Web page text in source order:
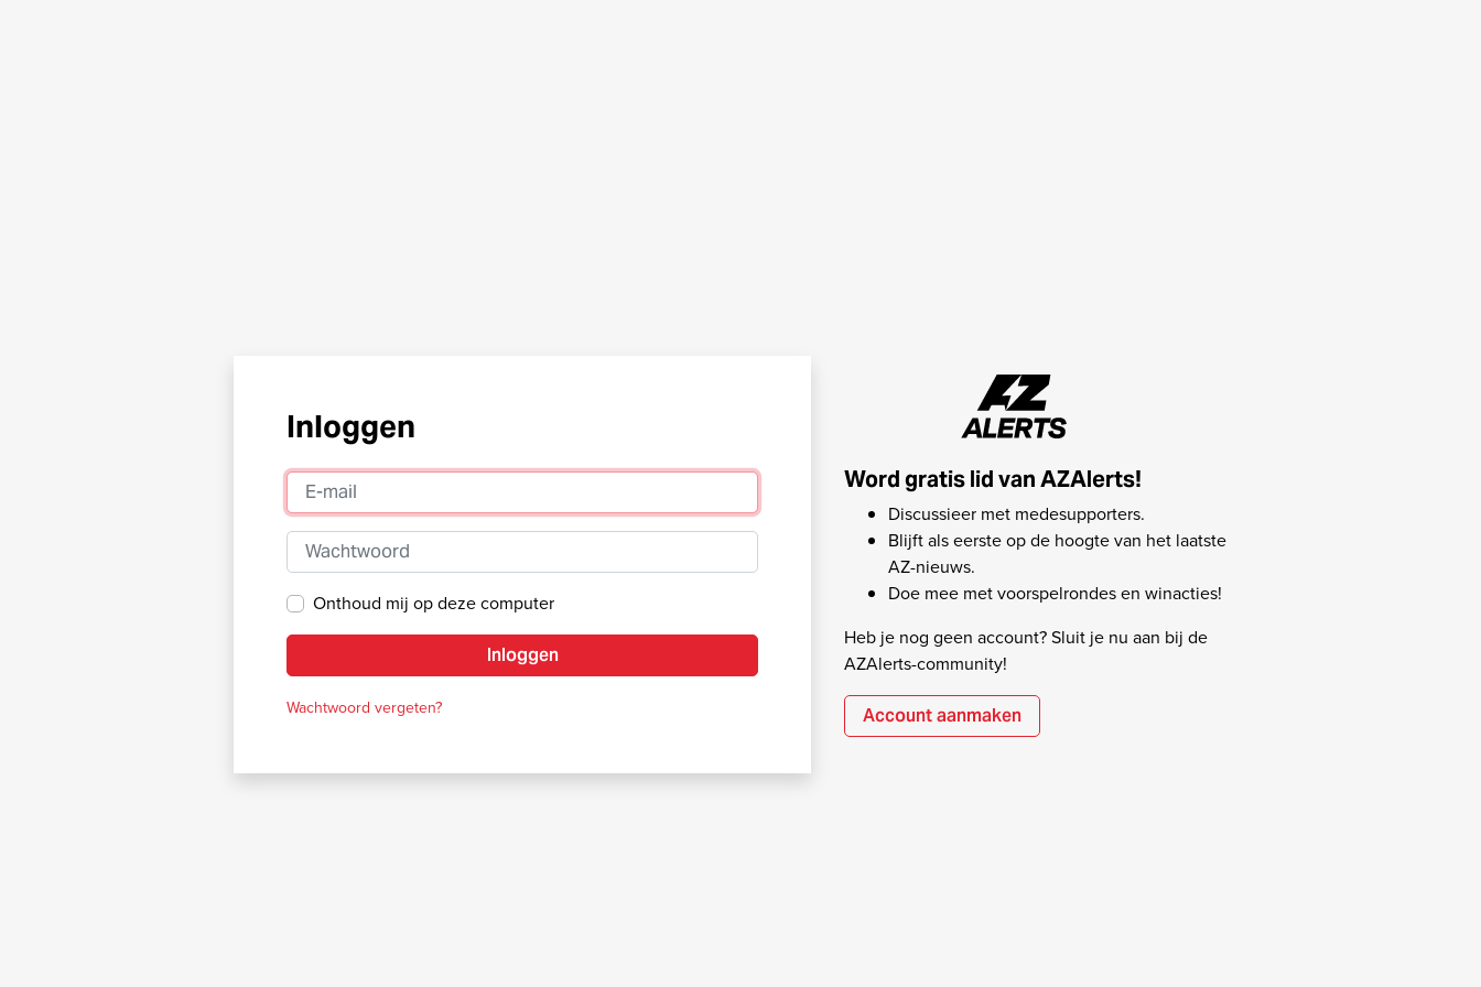
Inloggen
E-mail
Wachtwoord
Onthoud mij op deze computer
Inloggen
Wachtwoord vergeten?
Word gratis lid van AZAlerts!
Discussieer met medesupporters.
Blijft als eerste op de hoogte van het laatste
AZ-nieuws.
Doe mee met voorspelrondes en winacties!
Heb je nog geen account? Sluit je nu aan bij de
AZAlerts-community!
Account aanmaken